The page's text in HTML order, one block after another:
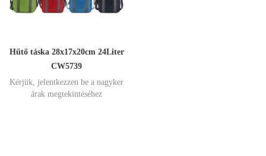
Hűtő táska 28x17x20cm 24Liter
CW5739
Kérjük, jelentkezzen be a nagyker
árak megtekintéséhez